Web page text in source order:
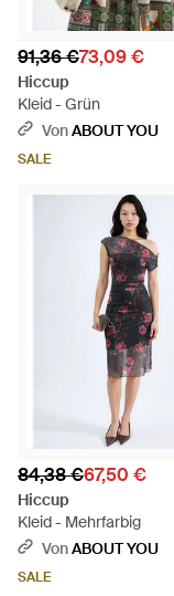
91,36 €73,09 €
Hiccup
Kleid - Grün
VonABOUT YOU
SALE
84,38 €67,50 €
Hiccup
Kleid - Mehrfarbig
VonABOUT YOU
SALE